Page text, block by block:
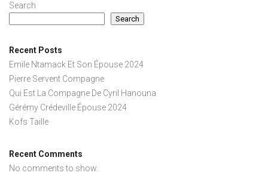
Search
Search
Recent Posts
Emile Ntamack Et Son Épouse 2024
Pierre Servent Compagne
Qui Est La Compagne De Cyril Hanouna
Gérémy Crédeville Épouse 2024
Kofs Taille
Recent Comments
No comments to show.